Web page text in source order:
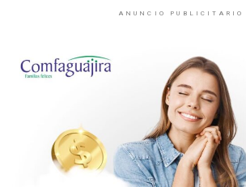
ANUNCIO PUBLICITARIO